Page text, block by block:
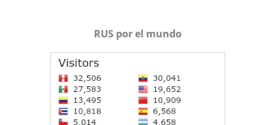
RUS por el mundo